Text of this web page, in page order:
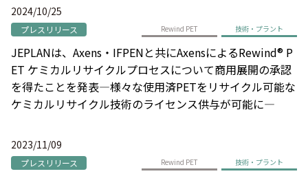
2024/10/25
プレスリリース Rewind PET 技術・プラント
JEPLANは、Axens・IFPENと共にAxensによるRewind® P
ET ケミカルリサイクルプロセスについて商用展開の承認
を得たことを発表―様々な使用済PETをリサイクル可能な
ケミカルリサイクル技術のライセンス供与が可能に―
2023/11/09
プレスリリース Rewind PET 技術・プラント